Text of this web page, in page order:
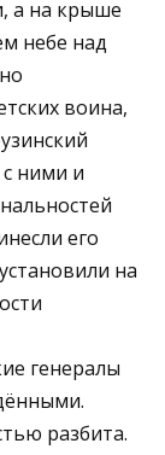
а на крыше
небе над
воина,
ними и
его
на
генералы
разбита.